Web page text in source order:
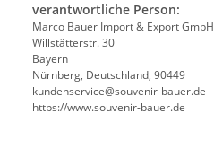
verantwortliche Person:
Marco Bauer Import & Export GmbH
Willstätterstr. 30
Bayern
Nürnberg, Deutschland, 90449
kundenservice@souvenir-bauer.de
https://www.souvenir-bauer.de